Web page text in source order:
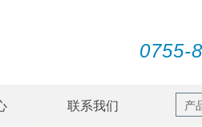
0755-
联系我们 产